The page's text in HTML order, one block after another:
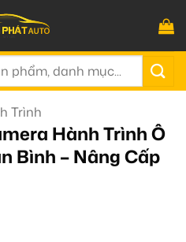
Trình
Hành Trình Ô
Bình – Nâng Cấp